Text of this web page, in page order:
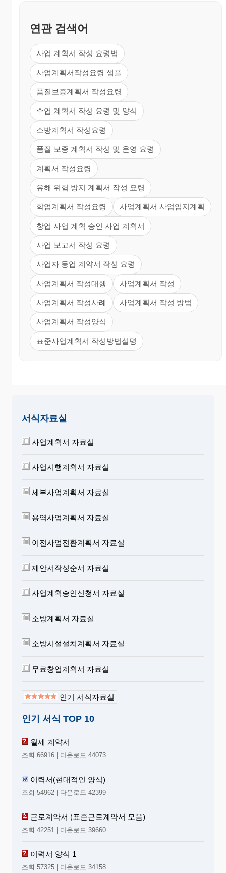
연관 검색어
사업 계획서 작성 요령법
사업계획서작성요령 샘플
품질보증계획서 작성요령
수업 계획서 작성 요령 및 양식
소방계획서 작성요령
품질 보증 계획서 작성 및 운영 요령
계획서 작성요령
유해 위험 방지 계획서 작성 요령
학업계획서 작성요령 사업계획서 사업입지계획
창업 사업 계획 승인 사업 계획서
사업 보고서 작성 요령
사업자 동업 계약서 작성 요령
사업계획서 작성대행 사업계획서 작성
사업계획서 작성사례 사업계획서 작성 방법
사업계획서 작성양식
표준사업계획서 작성방법설명
서식자료실
사업계획서 자료실
사업시행계획서 자료실
세부사업계획서 자료실
용역사업계획서 자료실
이전사업전환계획서 자료실
제안서작성순서 자료실
사업계획승인신청서 자료실
소방계획서 자료실
소방시설설치계획서 자료실
무료창업계획서 자료실
인기 서식자료실
인기 서식 TOP 10
월세 계약서
조회 66916 | 다운로드 44073
이력서(현대적인 양식)
조회 54962 | 다운로드 42399
근로계약서 (표준근로계약서 모음)
조회 42251 | 다운로드 39660
이력서 양식 1
조회 57325 | 다운로드 34158